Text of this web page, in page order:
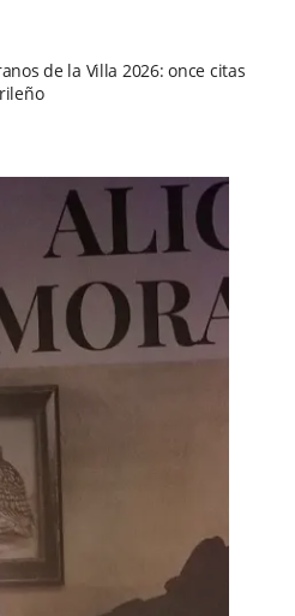
de la Villa 2026: once citas